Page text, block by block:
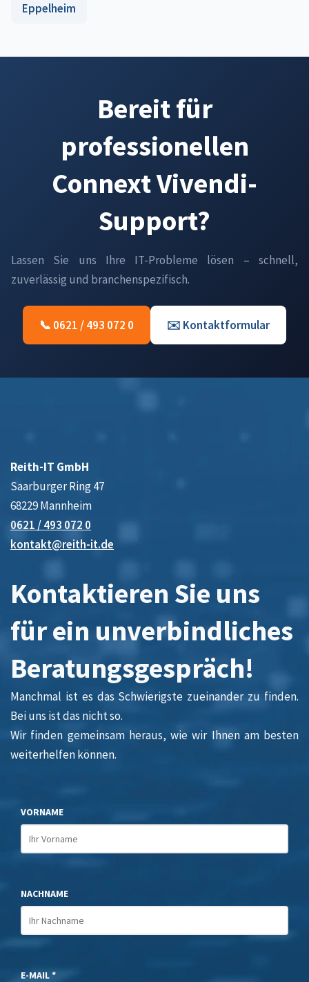
Eppelheim
Bereit für
professionellen
Connext Vivendi-
Support?
Lassen Sie uns Ihre IT-Probleme lösen – schnell,
zuverlässig und branchenspezifisch.
📞 0621 / 493 072 0 ✉️ Kontaktformular
Reith-IT GmbH
Saarburger Ring 47
68229 Mannheim
0621 / 493 072 0
kontakt@reith-it.de
Kontaktieren Sie uns
für ein unverbindliches
Beratungsgespräch!
Manchmal ist es das Schwierigste zueinander zu finden.
Bei uns ist das nicht so.
Wir finden gemeinsam heraus, wie wir Ihnen am besten
weiterhelfen können.
VORNAME
NACHNAME
E-MAIL *